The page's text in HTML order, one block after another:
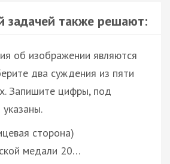
задачей также решают:
об изображении являются
два суждения из пяти
Запишите цифры, под
сторона)
медали 20…